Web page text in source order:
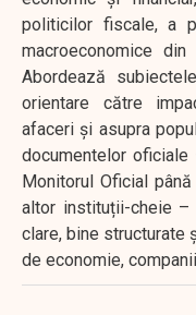
politicilor fiscale, a
macroeconomice
Abordează
orientare către
afaceri și asupra
documentelor
Monitorul Oficial
altor instituții-cheie –
clare, bine structurate
de economie,